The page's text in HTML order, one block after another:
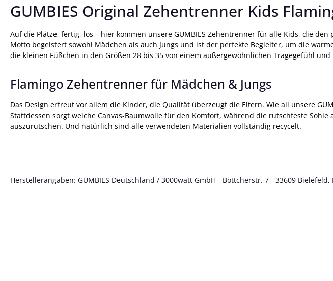
GUMBIES Original Zehentrenner Kids
Auf die Plätze, fertig, los – hier kommen unsere GUMBIES Zehentrenner für alle Kids, die
Motto begeistert sowohl Mädchen als auch Jungs und ist der perfekte Begleiter, um die
die kleinen Füßchen in den Größen 28 bis 35 von einem außergewöhnlichen Tragegefühl
Flamingo Zehentrenner für Mädchen & Jungs
Das Design erfreut vor allem die Kinder, die Qualität überzeugt die Eltern. Wie all unsere
Stattdessen sorgt weiche Canvas-Baumwolle für den Komfort, während die rutschfeste
auszurutschen. Und natürlich sind alle verwendeten Materialien vollständig recycelt.
Herstellerangaben: GUMBIES Deutschland / 3000watt GmbH - Böttcherstr. 7 - 33609